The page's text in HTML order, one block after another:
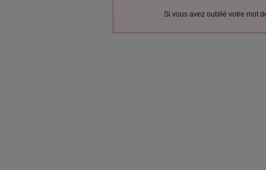
Si vous avez oublié votre mot